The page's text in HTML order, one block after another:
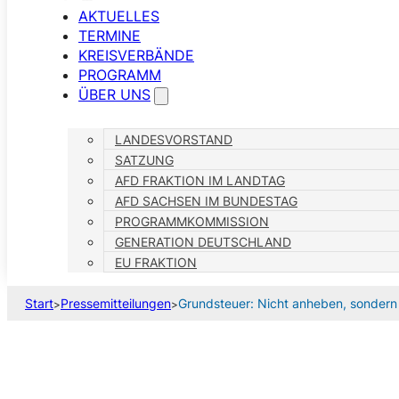
AKTUELLES
TERMINE
KREISVERBÄNDE
PROGRAMM
ÜBER UNS
LANDESVORSTAND
SATZUNG
AFD FRAKTION IM LANDTAG
AFD SACHSEN IM BUNDESTAG
PROGRAMMKOMMISSION
GENERATION DEUTSCHLAND
EU FRAKTION
Start>Pressemitteilungen>Grundsteuer: Nicht anheben,